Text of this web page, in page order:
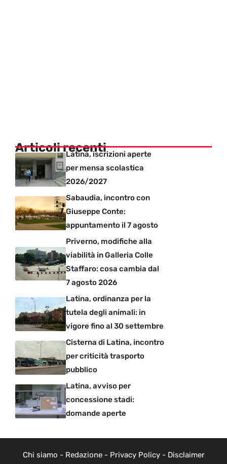
Articoli recentiLatina, iscrizioni aperte
per mensa scolastica
2026/2027
Sabaudia, incontro con
Giuseppe Conte:
appuntamento il 7 agosto
Priverno, modifiche alla
viabilità in Galleria Colle
Staffaro: cosa cambia dal
7 agosto 2026
Latina, ordinanza per la
tutela degli animali: in
vigore fino al 30 settembre
Cisterna di Latina, incontro
per criticità trasporto
pubblico
Latina, avviso per
concessione stadi:
domande aperte
Chi siamo - Redazione- Privacy Policy- Disclaimer